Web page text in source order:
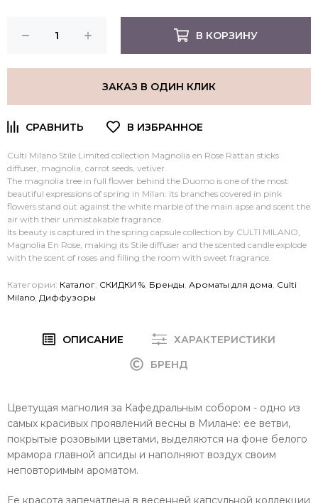
В КОРЗИНУ
ЗАКАЗ В ОДИН КЛИК
Culti Milano Stile Limited collection Magnolia en Rose Rattan sticks
diffuser, magnolia, carrot seeds, vetiver.
The magnolia tree in full flower behind the Duomo is one of the most
beautiful expressions of spring in Milan: its branches covered in pink
flowers stand out against the white marble of the main apse and scent the
air with their unmistakable fragrance.
Its beauty is captured in the spring capsule collection by CULTI MILANO,
Magnolia En Rose, making its Stile diffuser and the scented candle explode
with the scent of roses and filling the room with sweet fragrance.
Категории: Каталог СКИДКИ % Бренды Ароматы для дома Culti
Milano Диффузоры
ОПИСАНИЕ
ХАРАКТЕРИСТИКИ
БРЕНД
Цветущая магнолия за Кафедральным собором - одно из
самых красивых проявлений весны в Милане: ее ветви,
покрытые розовыми цветами, выделяются на фоне белого
мрамора главной апсиды и наполняют воздух своим
неповторимым ароматом.
Ее красота запечатлена в весенней капсульной коллекции